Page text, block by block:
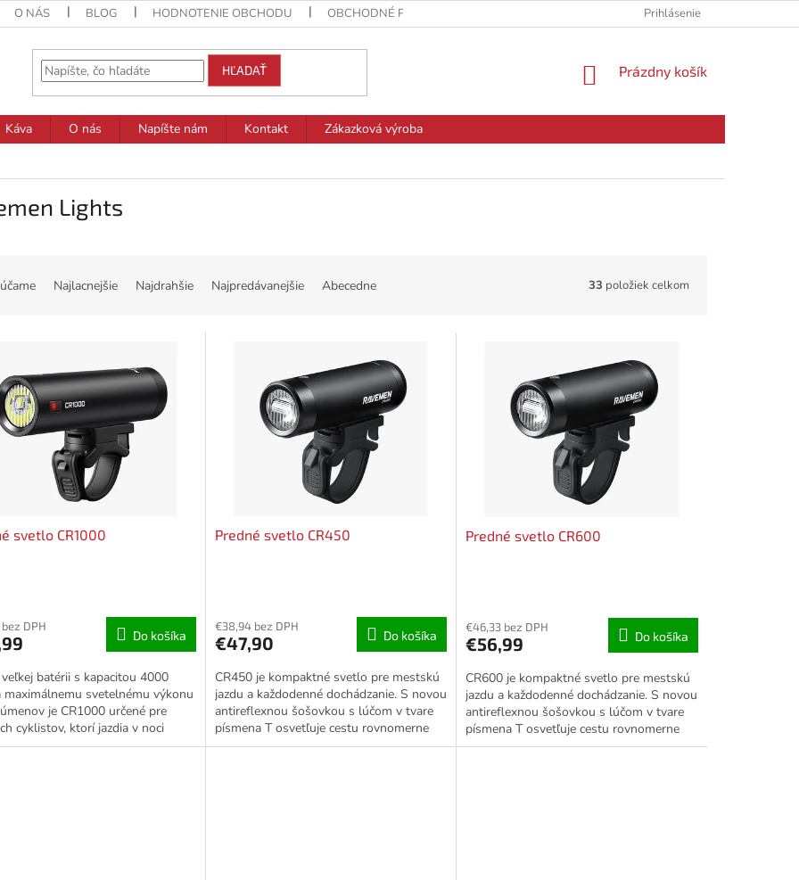
O NÁS BLOG HODNOTENIE OBCHODU OBCHODNÉ PODMIENKY PODMIENKY OCHRANY OSOBNÝCH ÚDAJOV
Prihlásenie
HĽADAŤ
NÁKUPNÝ
Prázdny košík
Káva O nás Napíšte nám Kontakt
Zákazková výroba
Lights
Najlacnejšie Najdrahšie Najpredávanejšie Abecedne 33 položiek celkom
svetlo CR1000
DPH
Do košíka
batérii s kapacitou 4000
maximálnemu svetelnému výkonu
je CR1000 určené pre
cyklistov, ktorí jazdia v noci
rýchlosťou a na dlhé...
Predné svetlo CR450
€38,94 bez DPH
€47,90 Do košíka
CR450 je kompaktné svetlo pre mestskú
jazdu a každodenné dochádzanie. S novou
antireflexnou šošovkou s lúčom v tvare
písmena T osvetľuje cestu rovnomerne
rozloženým svetlom a...
Predné svetlo CR600
€46,33 bez DPH
€56,99 Do košíka
CR600 je kompaktné svetlo pre mestskú
jazdu a každodenné dochádzanie. S novou
antireflexnou šošovkou s lúčom v tvare
písmena T osvetľuje cestu rovnomerne
rozloženým svetlom a...